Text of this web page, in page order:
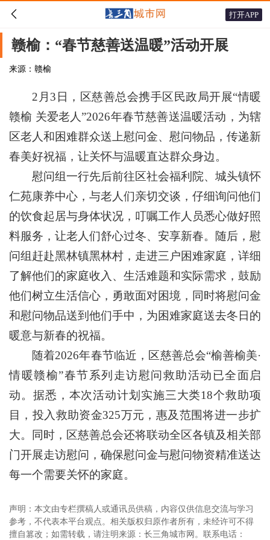
 打开APP
赣榆：“春节慈善送温暖”活动开展
来源：赣榆
2月3日，区慈善总会携手区民政局开展“情暖
赣榆 关爱老人”2026年春节慈善送温暖活动，为辖
区老人和困难群众送上慰问金、慰问物品，传递新
春美好祝福，让关怀与温暖直达群众身边。
慰问组一行先后前往区社会福利院、城头镇怀
仁苑康养中心，与老人们亲切交谈，仔细询问他们
的饮食起居与身体状况，叮嘱工作人员悉心做好照
料服务，让老人们舒心过冬、安享新春。随后，慰
问组赶赴黑林镇黑林村，走进三户困难家庭，详细
了解他们的家庭收入、生活难题和实际需求，鼓励
他们树立生活信心，勇敢面对困境，同时将慰问金
和慰问物品送到他们手中，为困难家庭送去冬日的
暖意与新春的祝福。
随着2026年春节临近，区慈善总会“榆善榆美·
情暖赣榆”春节系列走访慰问救助活动已全面启
动。据悉，本次活动计划实施三大类18个救助项
目，投入救助资金325万元，惠及范围将进一步扩
大。同时，区慈善总会还将联动全区各镇及相关部
门开展走访慰问，确保慰问金与慰问物资精准送达
每一个需要关怀的家庭。
声明：本文由专栏撰稿人或通讯员供稿，内容仅供信息交流与学习
参考，不代表本平台观点。相关版权归原作者所有，未经许可不得
擅自篡改；如需转载，请注明来源：长三角城市网。联系电话：